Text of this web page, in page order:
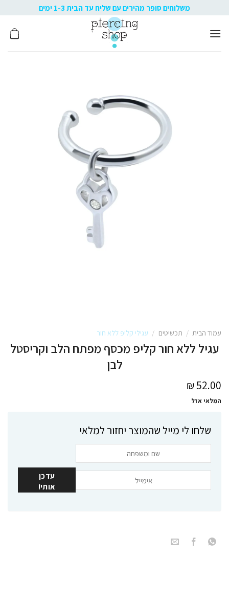
to
content
משלוחים סופר מהירים עם שליח עד הבית 1-3 ימים
עמוד הבית / תכשיטים / עגילי קליפ ללא חור
עגיל ללא חור קליפ מכסף מפתח הלב וקריסטל
לבן
52.00
₪
המלאי אזל
שלחו לי מייל שהמוצר יחזור למלאי
עדכן
אותי!